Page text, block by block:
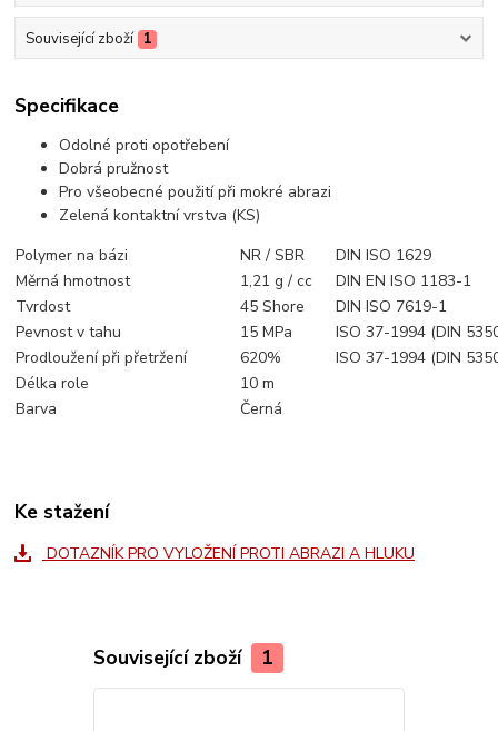
Související zboží 1
Specifikace
Odolné proti opotřebení
Dobrá pružnost
Pro všeobecné použití při mokré abrazi
Zelená kontaktní vrstva (KS)
Polymer na bázi
NR / SBR
DIN ISO 1629
Měrná hmotnost
1,21 g / cc
DIN EN ISO 1183-1
Tvrdost
45 Shore
DIN ISO 7619-1
Pevnost v tahu
15 MPa
ISO 37-1994 (DIN
Prodloužení při přetržení
620%
ISO 37-1994 (DIN
Délka role
10 m
Barva
Černá
Ke stažení
DOTAZNÍK PRO VYLOŽENÍ PROTI ABRAZI A HLUKU
Související zboží 1